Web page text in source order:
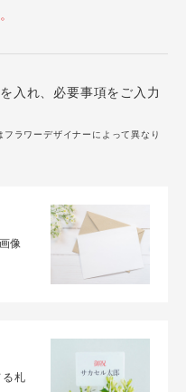
入れ、必要事項をご入力
ラワーデザイナーによって異なり
像
る札